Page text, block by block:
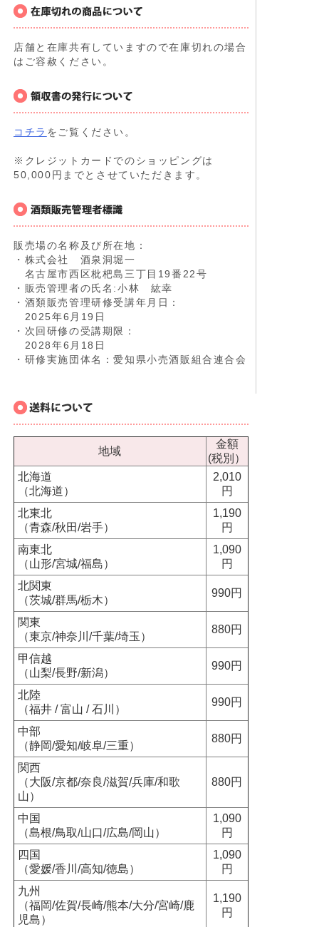
店舗と在庫共有していますので在庫切れの場合
はご容赦ください。
コチラ をご覧ください。
※クレジットカードでのショッピングは
50,000円までとさせていただきます。
販売場の名称及び所在地：
・株式会社 酒泉洞堀一
名古屋市西区枇杷島三丁目19番22号
・販売管理者の氏名:小林 紘幸
・酒類販売管理研修受講年月日：
2025年6月19日
・次回研修の受講期限：
2028年6月18日
・研修実施団体名：愛知県小売酒販組合連合会
地域
金額
(税別）
北海道
（北海道）
2,010
円
北東北
（青森/秋田/岩手）
1,190
円
南東北
（山形/宮城/福島）
1,090
円
北関東
（茨城/群馬/栃木）
990円
関東
（東京/神奈川/千葉/埼玉）
880円
甲信越
（山梨/長野/新潟）
990円
北陸
（福井 / 富山 / 石川）
990円
中部
（静岡/愛知/岐阜/三重）
880円
関西
（大阪/京都/奈良/滋賀/兵庫/和歌
山）
880円
中国
（島根/鳥取/山口/広島/岡山）
1,090
円
四国
（愛媛/香川/高知/徳島）
1,090
円
九州
（福岡/佐賀/長崎/熊本/大分/宮崎/鹿
児島）
1,190
円